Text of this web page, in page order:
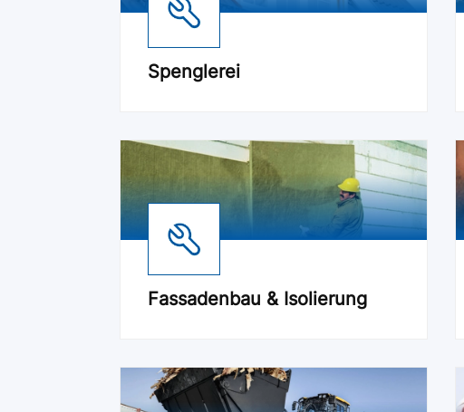
Spenglerei
Fassadenbau & Isolierung